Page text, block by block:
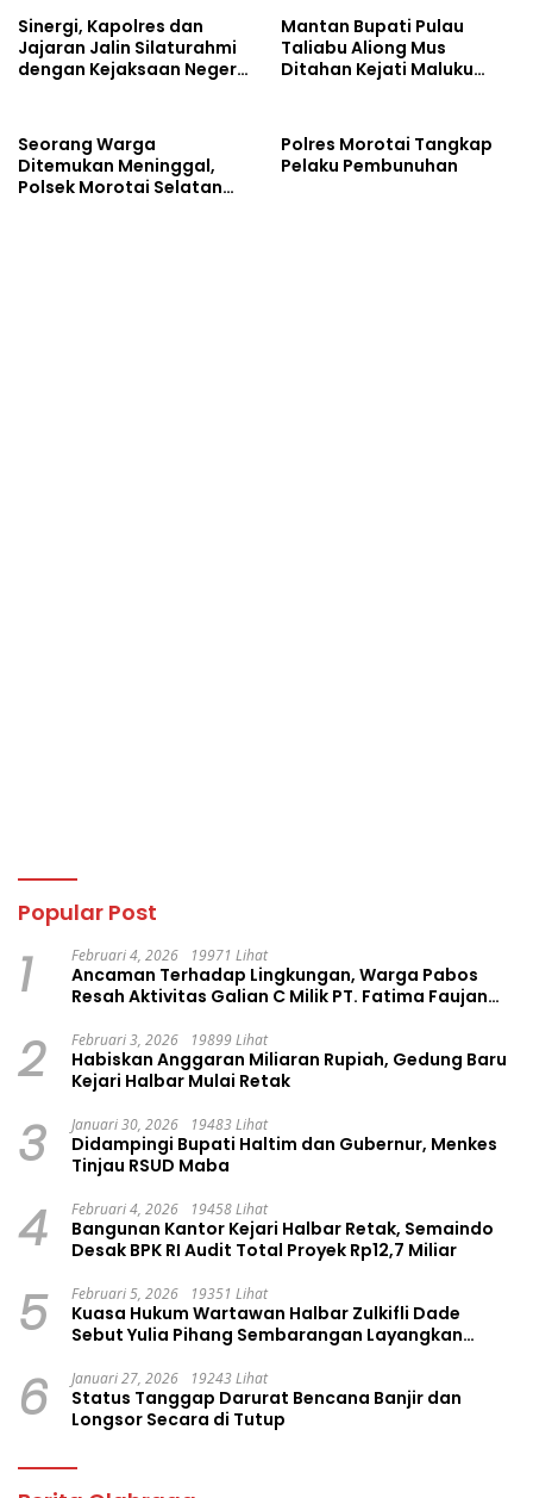
Sinergi, Kapolres dan
Jajaran Jalin Silaturahmi
dengan Kejaksaan Negeri
Mantan Bupati Pulau
Taliabu Aliong Mus
Ditahan Kejati Maluku
Seorang Warga
Ditemukan Meninggal,
Polsek Morotai Selatan
Polres Morotai Tangkap
Pelaku Pembunuhan
Popular Post
1 Februari 4, 2026 19971 Lihat
Ancaman Terhadap Lingkungan, Warga Pabos
Resah Aktivitas Galian C Milik PT. Fatima Faujan
2 Februari 3, 2026 19899 Lihat
Habiskan Anggaran Miliaran Rupiah, Gedung Baru
Kejari Halbar Mulai Retak
3 Januari 30, 2026 19483 Lihat
Didampingi Bupati Haltim dan Gubernur, Menkes
Tinjau RSUD Maba
4 Februari 4, 2026 19458 Lihat
Bangunan Kantor Kejari Halbar Retak, Semaindo
Desak BPK RI Audit Total Proyek Rp12,7 Miliar
5 Februari 5, 2026 19351 Lihat
Kuasa Hukum Wartawan Halbar Zulkifli Dade
Sebut Yulia Pihang Sembarangan Layangkan
6 Januari 27, 2026 19243 Lihat
Status Tanggap Darurat Bencana Banjir dan
Longsor Secara di Tutup